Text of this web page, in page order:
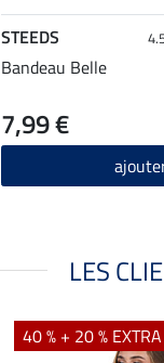
STEEDS
Bandeau Belle
7,99 €
LES
40 % + 20 % EXTRA